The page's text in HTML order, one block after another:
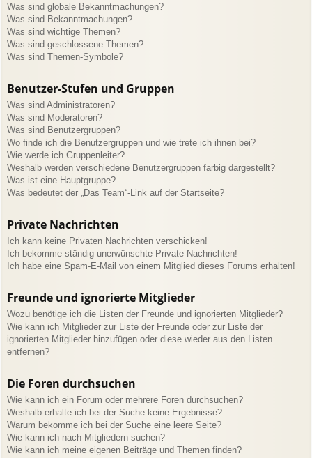
Was sind globale Bekanntmachungen?
Was sind Bekanntmachungen?
Was sind wichtige Themen?
Was sind geschlossene Themen?
Was sind Themen-Symbole?
Benutzer-Stufen und Gruppen
Was sind Administratoren?
Was sind Moderatoren?
Was sind Benutzergruppen?
Wo finde ich die Benutzergruppen und wie trete ich ihnen bei?
Wie werde ich Gruppenleiter?
Weshalb werden verschiedene Benutzergruppen farbig dargestellt?
Was ist eine Hauptgruppe?
Was bedeutet der „Das Team“-Link auf der Startseite?
Private Nachrichten
Ich kann keine Privaten Nachrichten verschicken!
Ich bekomme ständig unerwünschte Private Nachrichten!
Ich habe eine Spam-E-Mail von einem Mitglied dieses Forums erhalten!
Freunde und ignorierte Mitglieder
Wozu benötige ich die Listen der Freunde und ignorierten Mitglieder?
Wie kann ich Mitglieder zur Liste der Freunde oder zur Liste der
ignorierten Mitglieder hinzufügen oder diese wieder aus den Listen
entfernen?
Die Foren durchsuchen
Wie kann ich ein Forum oder mehrere Foren durchsuchen?
Weshalb erhalte ich bei der Suche keine Ergebnisse?
Warum bekomme ich bei der Suche eine leere Seite?
Wie kann ich nach Mitgliedern suchen?
Wie kann ich meine eigenen Beiträge und Themen finden?